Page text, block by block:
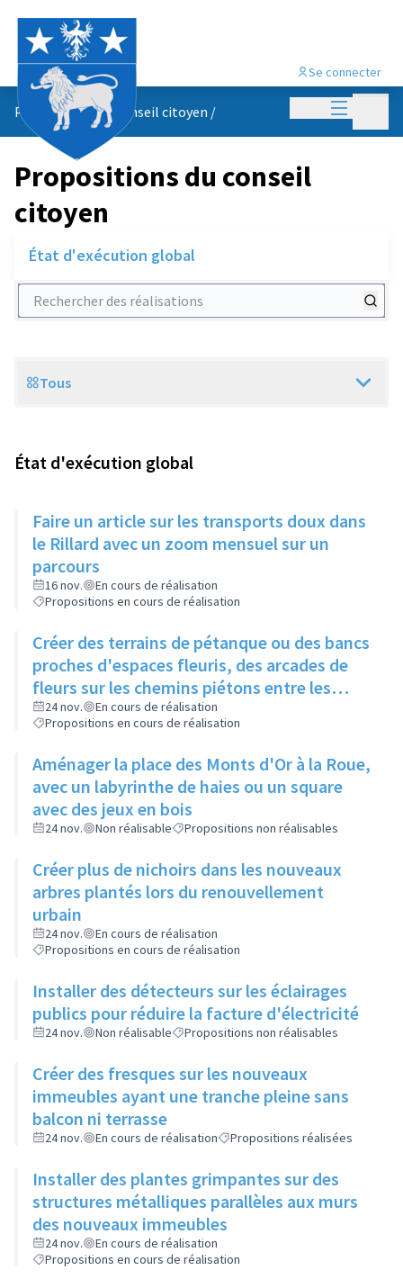
Menu
Se connecter
Propositions du conseil citoyen /
Propositions du conseil
citoyen
État d'exécution global
Rechercher des réalisations
Scope
Tous
État d'exécution global
Faire un article sur les transports doux dans
le Rillard avec un zoom mensuel sur un
parcours
16 nov.
En cours de réalisation
Propositions en cours de réalisation
Créer des terrains de pétanque ou des bancs
proches d'espaces fleuris, des arcades de
fleurs sur les chemins piétons entre les
immeubles
24 nov.
En cours de réalisation
Propositions en cours de réalisation
Aménager la place des Monts d'Or à la Roue,
avec un labyrinthe de haies ou un square
avec des jeux en bois
24 nov. Non réalisable Propositions non réalisables
Créer plus de nichoirs dans les nouveaux
arbres plantés lors du renouvellement
urbain
24 nov.
En cours de réalisation
Propositions en cours de réalisation
Installer des détecteurs sur les éclairages
publics pour réduire la facture d'électricité
24 nov. Non réalisable Propositions non réalisables
Créer des fresques sur les nouveaux
immeubles ayant une tranche pleine sans
balcon ni terrasse
24 nov. En cours de réalisation Propositions réalisées
Installer des plantes grimpantes sur des
structures métalliques parallèles aux murs
des nouveaux immeubles
24 nov.
En cours de réalisation
Propositions en cours de réalisation